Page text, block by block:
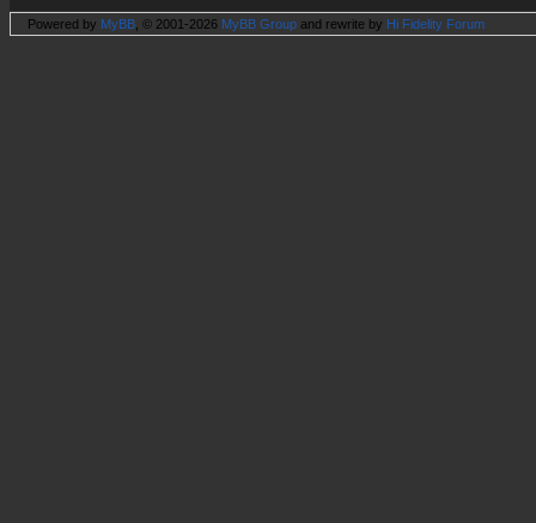
Powered by MyBB , © 2001-2026 MyBB Group and rewrite by Hi Fidelity Forum